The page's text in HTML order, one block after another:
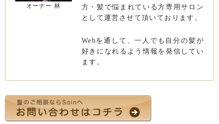
オーナー 林
方・髪で悩まれている方専用サロン
として運営させて頂いております。
Webを通して、一人でも自分の髪が
好きになれるよう情報を発信してい
ます。